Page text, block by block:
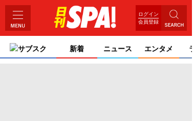
ログイン
会員登録
サブスク 新着 ニュース エンタメ